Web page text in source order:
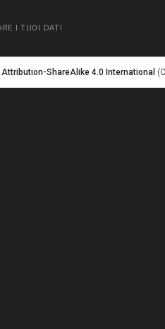
I TUOI DATI
ShareAlike 4.0 International